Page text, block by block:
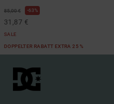
85,00 € 63%
31,87 €
SALE
DOPPELTER RABATT EXTRA 25 %